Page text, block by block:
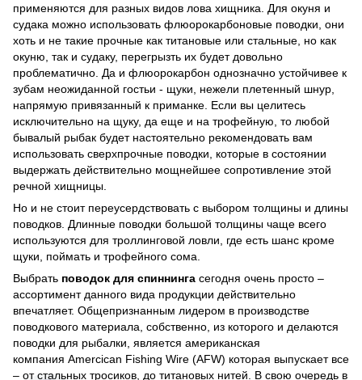
применяются для разных видов лова хищника. Для окуня и
судака можно использовать флюорокарбоновые поводки, они
хоть и не такие прочные как титановые или стальные, но как
окуню, так и судаку, перегрызть их будет довольно
проблематично. Да и флюорокарбон однозначно устойчивее к
зубам неожиданной гостьи - щуки, нежели плетенный шнур,
напрямую привязанный к приманке. Если вы целитесь
исключительно на щуку, да еще и на трофейную, то любой
бывалый рыбак будет настоятельно рекомендовать вам
использовать сверхпрочные поводки, которые в состоянии
выдержать действительно мощнейшее сопротивление этой
речной хищницы.
Но и не стоит переусердствовать с выбором толщины и длины
поводков. Длинные поводки большой толщины чаще всего
используются для троллинговой ловли, где есть шанс кроме
щуки, поймать и трофейного сома.
Выбрать поводок для спиннинга сегодня очень просто –
ассортимент данного вида продукции действительно
впечатляет. Общепризнанным лидером в производстве
поводкового материала, собственно, из которого и делаются
поводки для рыбалки, является американская
компания Amercican Fishing Wire (AFW) которая выпускает все
– от стальных тросиков, до титановых нитей. В свою очередь в